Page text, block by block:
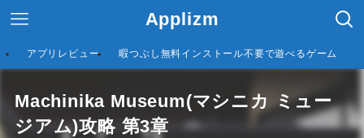
Applizm
アプリレビュー 暇つぶし無料インストール不要で遊べるゲーム
Machinika Museum(マシニカ ミュー
ジアム)攻略 第3章